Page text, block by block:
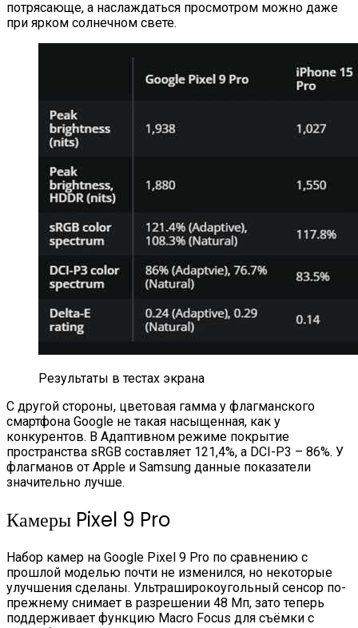
потрясающе, а наслаждаться просмотром можно даже
при ярком солнечном свете.
Результаты в тестах экрана
С другой стороны, цветовая гамма у флагманского
смартфона Google не такая насыщенная, как у
конкурентов. В Адаптивном режиме покрытие
пространства sRGB составляет 121,4%, а DCI-P3 – 86%. У
флагманов от Apple и Samsung данные показатели
значительно лучше.
Камеры Pixel 9 Pro
Набор камер на Google Pixel 9 Pro по сравнению с
прошлой моделью почти не изменился, но некоторые
улучшения сделаны. Ультраширокоугольный сенсор по-
прежнему снимает в разрешении 48 Мп, зато теперь
поддерживает функцию Macro Focus для съёмки с